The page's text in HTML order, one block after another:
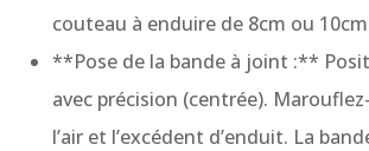
couteau à enduire de 8cm ou
**Pose de la bande à joint :**
avec précision (centrée).
l’air et l’excédent d’enduit. La